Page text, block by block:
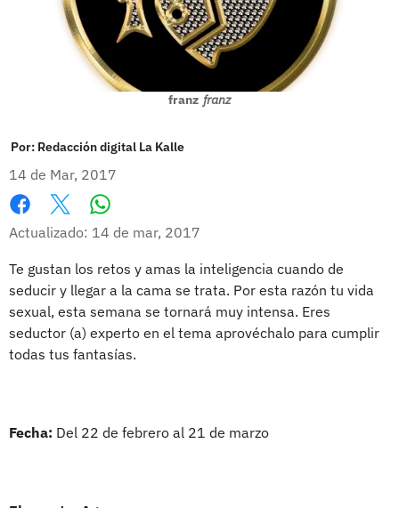
franz franz
Por: Redacción digital La Kalle
14 de Mar, 2017
Facebook
X
Actualizado: 14 de mar, 2017
Te gustan los retos y amas la inteligencia cuando de
seducir y llegar a la cama se trata. Por esta razón tu vida
sexual, esta semana se tornará muy intensa. Eres
seductor (a) experto en el tema aprovéchalo para cumplir
todas tus fantasías.
Fecha: Del 22 de febrero al 21 de marzo